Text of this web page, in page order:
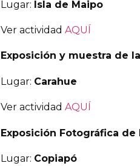
Lugar: Isla de Maipo
Ver actividad AQUÍ
Exposición y muestra de
Lugar: Carahue
Ver actividad AQUÍ
Exposición Fotográfica
Lugar: Copiapó